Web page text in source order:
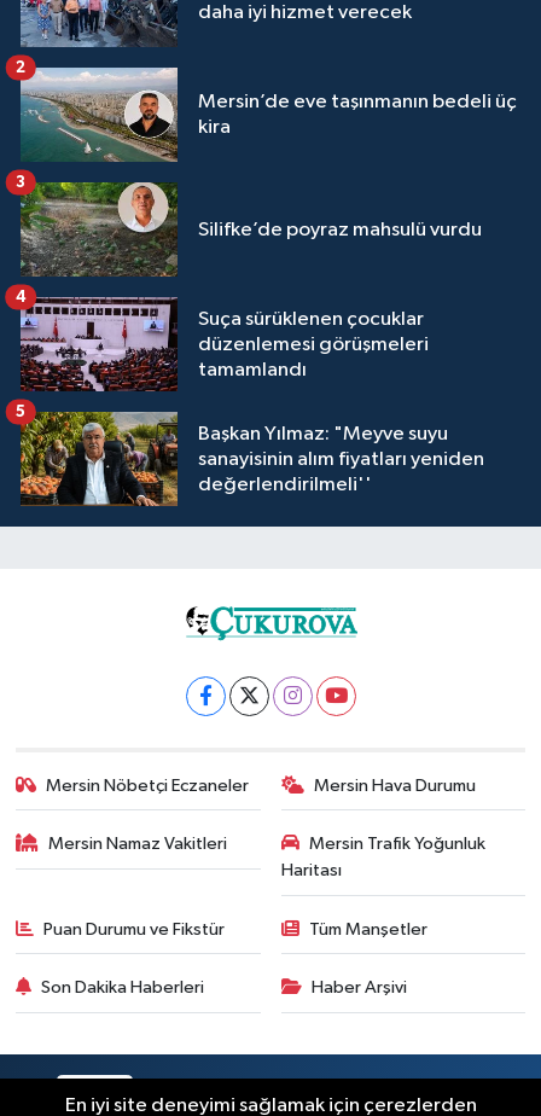
daha iyi hizmet verecek
Mersin’de eve taşınmanın bedeli üç
kira
2
Silifke’de poyraz mahsulü vurdu
3
Suça sürüklenen çocuklar
düzenlemesi görüşmeleri
tamamlandı
4
Başkan Yılmaz: "Meyve suyu
sanayisinin alım fiyatları yeniden
değerlendirilmeli''
5
Mersin Nöbetçi Eczaneler Mersin Hava Durumu
Mersin Namaz Vakitleri
Mersin Trafik Yoğunluk
Haritası
Puan Durumu ve Fikstür Tüm Manşetler
Son Dakika Haberleri Haber Arşivi
En iyi site deneyimi sağlamak için çerezlerden